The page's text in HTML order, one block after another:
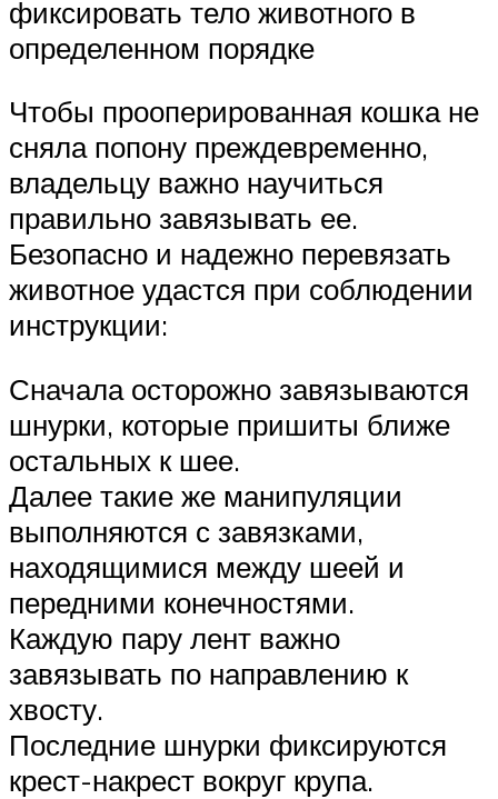
фиксировать тело животного в
определенном порядке
Чтобы прооперированная кошка не
сняла попону преждевременно,
владельцу важно научиться
правильно завязывать ее.
Безопасно и надежно перевязать
животное удастся при соблюдении
инструкции:
Сначала осторожно завязываются
шнурки, которые пришиты ближе
остальных к шее.
Далее такие же манипуляции
выполняются с завязками,
находящимися между шеей и
передними конечностями.
Каждую пару лент важно
завязывать по направлению к
хвосту.
Последние шнурки фиксируются
крест-накрест вокруг крупа.